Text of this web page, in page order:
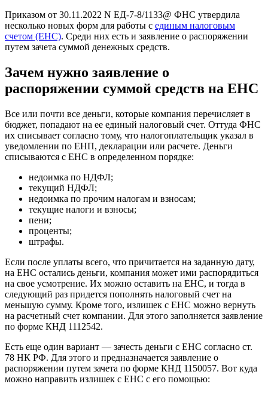
Приказом от 30.11.2022 N ЕД-7-8/1133@ ФНС утвердила
несколько новых форм для работы с единым налоговым
счетом (ЕНС). Среди них есть и заявление о распоряжении
путем зачета суммой денежных средств.
Зачем нужно заявление о
распоряжении суммой средств на ЕНС
Все или почти все деньги, которые компания перечисляет в
бюджет, попадают на ее единый налоговый счет. Оттуда ФНС
их списывает согласно тому, что налогоплательщик указал в
уведомлении по ЕНП, декларации или расчете. Деньги
списываются с ЕНС в определенном порядке:
недоимка по НДФЛ;
текущий НДФЛ;
недоимка по прочим налогам и взносам;
текущие налоги и взносы;
пени;
проценты;
штрафы.
Если после уплаты всего, что причитается на заданную дату,
на ЕНС остались деньги, компания может ими распорядиться
на свое усмотрение. Их можно оставить на ЕНС, и тогда в
следующий раз придется пополнять налоговый счет на
меньшую сумму. Кроме того, излишек с ЕНС можно вернуть
на расчетный счет компании. Для этого заполняется заявление
по форме КНД 1112542.
Есть еще один вариант — зачесть деньги с ЕНС согласно ст.
78 НК РФ. Для этого и предназначается заявление о
распоряжении путем зачета по форме КНД 1150057. Вот куда
можно направить излишек с ЕНС с его помощью: